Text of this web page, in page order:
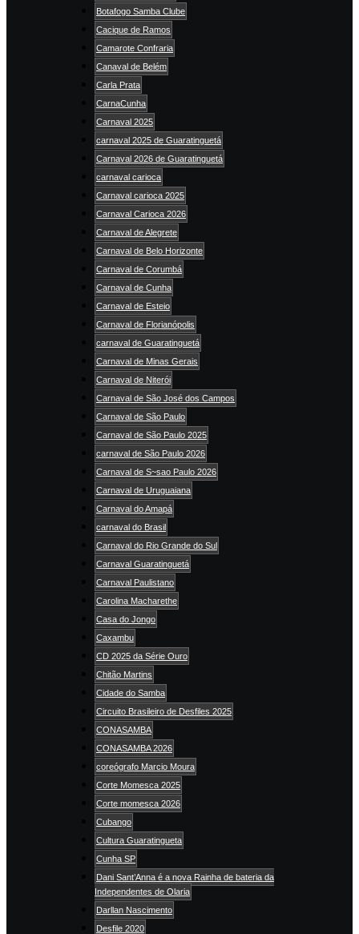
Botafogo Samba Clube
Cacique de Ramos
Camarote Confraria
Canaval de Belém
Carla Prata
CarnaCunha
Carnaval 2025
carnaval 2025 de Guaratinguetá
Carnaval 2026 de Guaratinguetá
carnaval carioca
Carnaval carioca 2025
Carnaval Carioca 2026
Carnaval de Alegrete
Carnaval de Belo Horizonte
Carnaval de Corumbá
Carnaval de Cunha
Carnaval de Esteio
Carnaval de Florianópolis
carnaval de Guaratinguetá
Carnaval de Minas Gerais
Carnaval de Niterói
Carnaval de São José dos Campos
Carnaval de São Paulo
Carnaval de São Paulo 2025
carnaval de São Paulo 2026
Carnaval de S~sao Paulo 2026
Carnaval de Uruguaiana
Carnaval do Amapá
carnaval do Brasil
Carnaval do Rio Grande do Sul
Carnaval Guaratinguetá
Carnaval Paulistano
Carolina Macharethe
Casa do Jongo
Caxambu
CD 2025 da Série Ouro
Chitão Martins
Cidade do Samba
Circuito Brasileiro de Desfiles 2025
CONASAMBA
CONASAMBA 2026
coreógrafo Marcio Moura
Corte Momesca 2025
Corte momesca 2026
Cubango
Cultura Guaratingueta
Cunha SP
Dani Sant’Anna é a nova Rainha de bateria da
Independentes de Olaria
Darllan Nascimento
Desfile 2020